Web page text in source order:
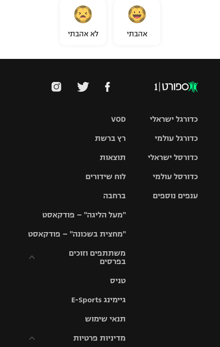
אהבתי לא אהבתי
VOD
רץ ברשת
תוצאות
לוח שידורים
ברחבה
"מעל הליגה" – פודקאסט
"מחצית בשכונה" – פודקאסט
משתתפים וזוכים
בפרסים
וזוכים בפרסים
תקנון עבור פעילות
טניס
גיימינג E-Sports
תנאי שימוש
מדיניות פרטיות
כדורגל ישראלי
גביע הטוטו
כדורגל עולמי
האלופות
ליגה
כדורסל ישראלי
סל
כדורסל עולמי
ענפים נוספים